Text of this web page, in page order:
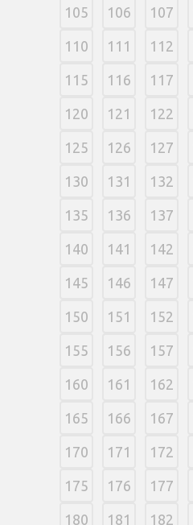
105 106 107
110 111 112
115 116 117
120 121 122
125 126 127
130 131 132
135 136 137
140 141 142
145 146 147
150 151 152
155 156 157
160 161 162
165 166 167
170 171 172
175 176 177
180 181 182